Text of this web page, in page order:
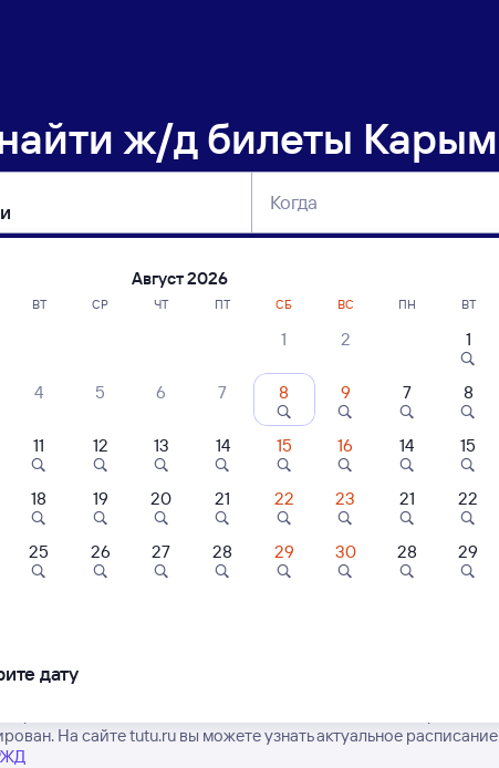
ж/д билеты
Когда
поездов Карымская — Залари
Нет рейсов по этому
расписание поездов дальнего следования РЖД из
На сайте tutu.ru вы можете узнать актуальное
Август 2026
ВТ СР ЧТ ПТ СБ ВС
1 2
4 5 6 7 8 9
11 12 13 14 15 16
18 19 20 21 22 23
25 26 27 28 29 30
ПН ВТ
1
7 8
14 15
21 22
28 29
дату